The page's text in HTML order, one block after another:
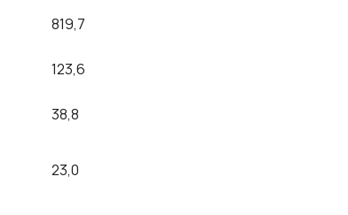
819,7
123,6
38,8
23,0